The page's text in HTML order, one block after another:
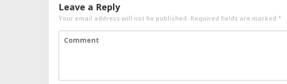
Leave a Reply
Your email address will not be published. Required fields are marked *